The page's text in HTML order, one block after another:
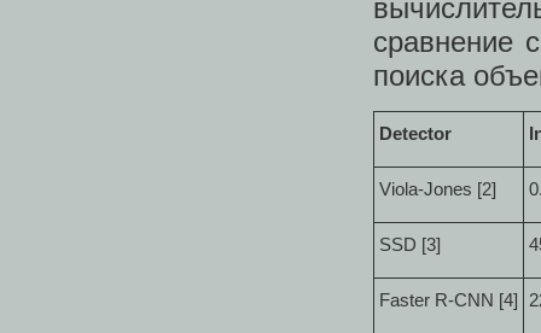
сравнение
поиска
Detector
Viola-Jones [2]
SSD [3]
Faster R-CNN [4]